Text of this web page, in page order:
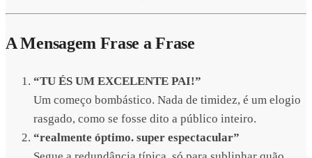
A Mensagem Frase a Frase
“TU ÉS UM EXCELENTE PAI!”
Um começo bombástico. Nada de timidez, é um elogio
rasgado, como se fosse dito a público inteiro.
“realmente óptimo. super espectacular”